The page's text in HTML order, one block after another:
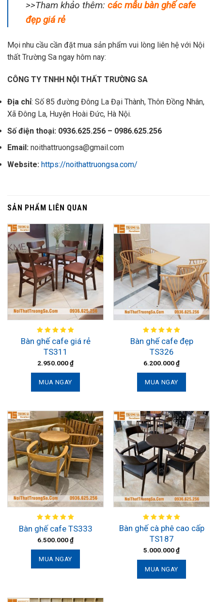
>>Tham khảo thêm: các mẫu bàn ghế cafe
đẹp giá rẻ
Mọi nhu cầu cần đặt mua sản phẩm vui lòng liên hệ với Nội
thất Trường Sa ngay hôm nay:
CÔNG TY TNHH NỘI THẤT TRƯỜNG SA
Địa chỉ: Số 85 đường Đông La Đại Thành, Thôn Đồng Nhân,
Xã Đông La, Huyện Hoài Đức, Hà Nội.
Số điện thoại: 0936.625.256 – 0986.625.256
Email: noithattruongsa@gmail.com
Website: https://noithattruongsa.com/
SẢN PHẨM LIÊN QUAN
Bàn ghế cafe giá rẻ
TS311
2.950.000₫
MUA NGAY
Bàn ghế cafe đẹp
TS326
6.200.000₫
MUA NGAY
Bàn ghế cafe TS333
6.500.000₫
MUA NGAY
Bàn ghế cà phê cao cấp
TS187
5.000.000₫
MUA NGAY